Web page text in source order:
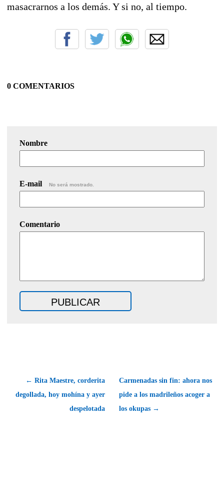
masacrarnos a los demás. Y si no, al tiempo.
0 COMENTARIOS
Nombre
E-mail No será mostrado.
Comentario
← Rita Maestre, corderita
degollada, hoy mohína y ayer
despelotada
Carmenadas sin fin: ahora nos
pide a los madrileños acoger a
los okupas →